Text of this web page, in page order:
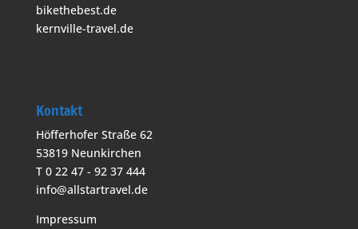
bikethebest.de
kernville-travel.de
Kontakt
Höfferhofer Straße 62
53819 Neunkirchen
T 0 22 47 - 92 37 444
info@allstartravel.de
Impressum